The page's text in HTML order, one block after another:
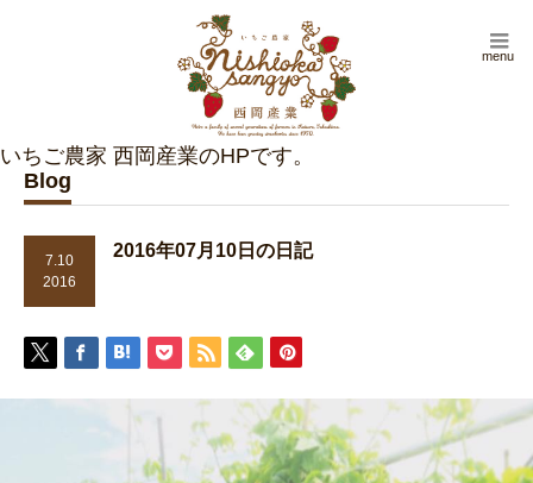
menu
Blog
7.10
2016
2016年07月10日の日記